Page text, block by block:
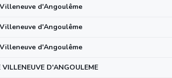
d'Angoulême
d'Angoulême
d'Angoulême
VILLENEUVE D'ANGOULEME